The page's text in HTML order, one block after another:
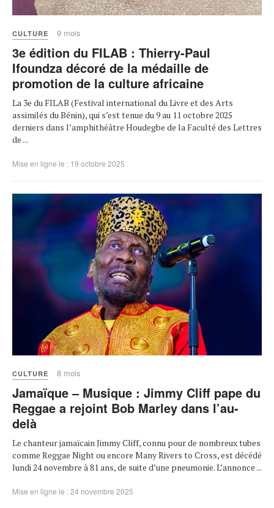
CULTURE 9 mois
3e édition du FILAB : Thierry-Paul
Ifoundza décoré de la médaille de
promotion de la culture africaine
La 3e du FILAB (Festival international du Livre et des Arts
assimilés du Bénin), qui s’est tenue du 9 au 11 octobre 2025
derniers dans l’amphithéâtre Houdegbe de la Faculté des Lettres
de ...
Mise en ligne le : 19 octobre 2025
CULTURE 8 mois
Jamaïque – Musique : Jimmy Cliff pape du
Reggae a rejoint Bob Marley dans l’au-
delà
Le chanteur jamaïcain Jimmy Cliff, connu pour de nombreux tubes
comme Reggae Night ou encore Many Rivers to Cross, est décédé
lundi 24 novembre à 81 ans, de suite d’une pneumonie. L’annonce ...
Mise en ligne le : 24 novembre 2025